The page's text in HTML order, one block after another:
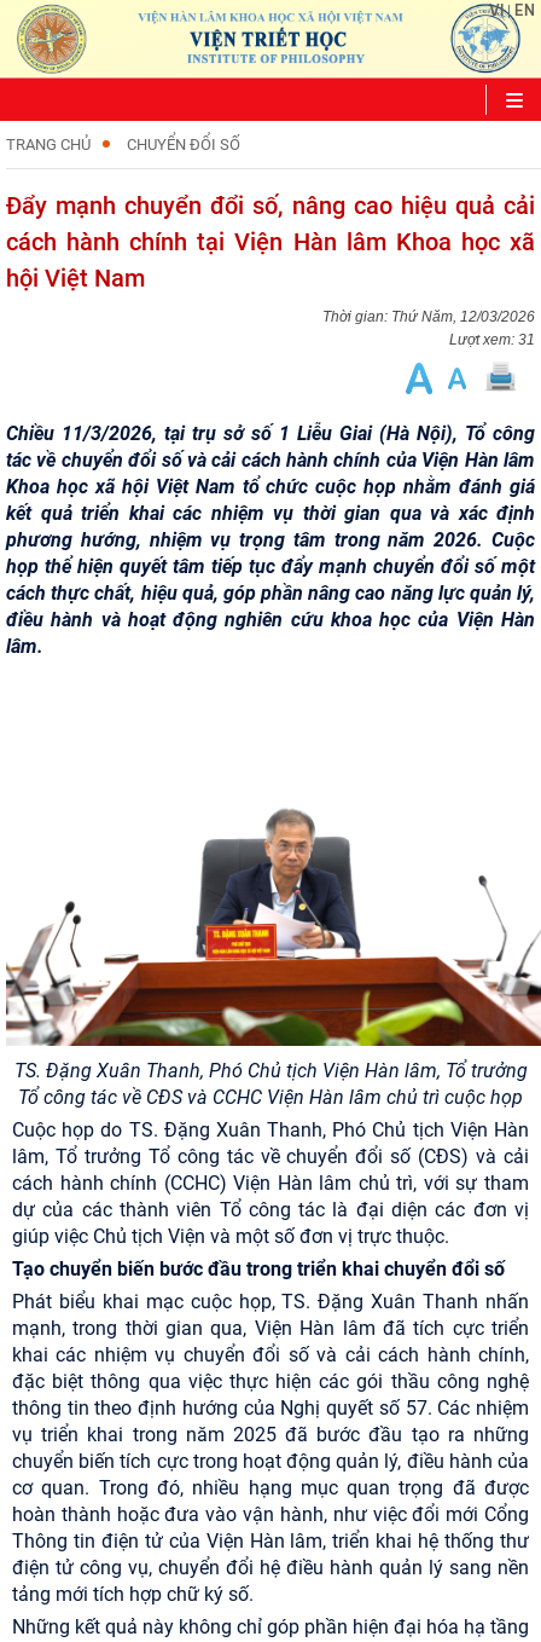
VI| EN
TRANG CHỦ CHUYỂN ĐỔI SỐ
Đẩy mạnh chuyển đổi số, nâng cao hiệu quả cải
cách hành chính tại Viện Hàn lâm Khoa học xã
hội Việt Nam
Thứ Năm, 12/03/2026
Lượt xem: 31
Chiều 11/3/2026, tại trụ sở số 1 Liễu Giai (Hà Nội), Tổ công
tác về chuyển đổi số và cải cách hành chính của Viện Hàn lâm
Khoa học xã hội Việt Nam tổ chức cuộc họp nhằm đánh giá
kết quả triển khai các nhiệm vụ thời gian qua và xác định
phương hướng, nhiệm vụ trọng tâm trong năm 2026. Cuộc
họp thể hiện quyết tâm tiếp tục đẩy mạnh chuyển đổi số một
cách thực chất, hiệu quả, góp phần nâng cao năng lực quản lý,
điều hành và hoạt động nghiên cứu khoa học của Viện Hàn
lâm.
TS. Đặng Xuân Thanh, Phó Chủ tịch Viện Hàn lâm, Tổ trưởng
Tổ công tác về CĐS và CCHC Viện Hàn lâm chủ trì cuộc họp
Cuộc họp do TS. Đặng Xuân Thanh, Phó Chủ tịch Viện Hàn
lâm, Tổ trưởng Tổ công tác về chuyển đổi số (CĐS) và cải
cách hành chính (CCHC) Viện Hàn lâm chủ trì, với sự tham
dự của các thành viên Tổ công tác là đại diện các đơn vị
giúp việc Chủ tịch Viện và một số đơn vị trực thuộc.
Tạo chuyển biến bước đầu trong triển khai chuyển đổi số
Phát biểu khai mạc cuộc họp, TS. Đặng Xuân Thanh nhấn
mạnh, trong thời gian qua, Viện Hàn lâm đã tích cực triển
khai các nhiệm vụ chuyển đổi số và cải cách hành chính,
đặc biệt thông qua việc thực hiện các gói thầu công nghệ
thông tin theo định hướng của Nghị quyết số 57. Các nhiệm
vụ triển khai trong năm 2025 đã bước đầu tạo ra những
chuyển biến tích cực trong hoạt động quản lý, điều hành của
cơ quan. Trong đó, nhiều hạng mục quan trọng đã được
hoàn thành hoặc đưa vào vận hành, như việc đổi mới Cổng
Thông tin điện tử của Viện Hàn lâm, triển khai hệ thống thư
điện tử công vụ, chuyển đổi hệ điều hành quản lý sang nền
tảng mới tích hợp chữ ký số.
Những kết quả này không chỉ góp phần hiện đại hóa hạ tầng